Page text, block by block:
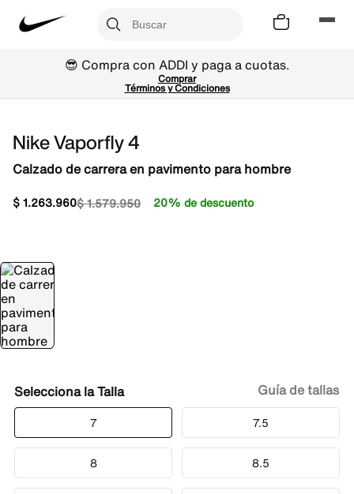
😎 Compra con ADDI y paga a cuotas.
Comprar
Términos y Condiciones
Nike Vaporfly 4
Calzado de carrera en pavimento para hombre
$1.579.950
$1.263.960 20% de descuento
Talla
7 7.5
8 8.5
Guía de tallas